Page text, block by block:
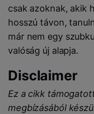
csak azoknak, akik
hosszú távon,
már nem egy
valóság új alapja.
Disclaimer
Ez a cikk
megbízásából